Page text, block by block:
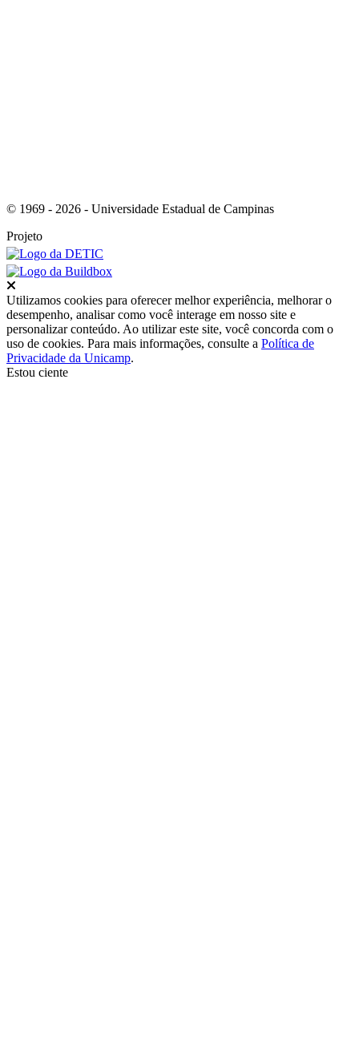
© 1969 - 2026 - Universidade Estadual de Campinas
Projeto
Utilizamos cookies para oferecer melhor experiência, melhorar o
desempenho, analisar como você interage em nosso site e
personalizar conteúdo. Ao utilizar este site, você concorda com o
uso de cookies. Para mais informações, consulte a Política de
Privacidade da Unicamp.
Estou ciente